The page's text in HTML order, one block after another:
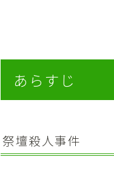
あらすじ
祭壇殺人事件